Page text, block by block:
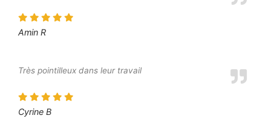
Amin R
Très pointilleux dans leur travail
Cyrine B